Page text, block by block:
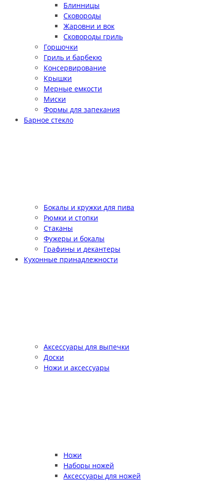
Блинницы
Сковороды
Жаровни и вок
Сковороды гриль
Горшочки
Гриль и барбекю
Консервирование
Крышки
Мерные емкости
Миски
Формы для запекания
Барное стекло
Бокалы и кружки для пива
Рюмки и стопки
Стаканы
Фужеры и бокалы
Графины и декантеры
Кухонные принадлежности
Аксессуары для выпечки
Доски
Ножи и аксессуары
Ножи
Наборы ножей
Аксессуары для ножей